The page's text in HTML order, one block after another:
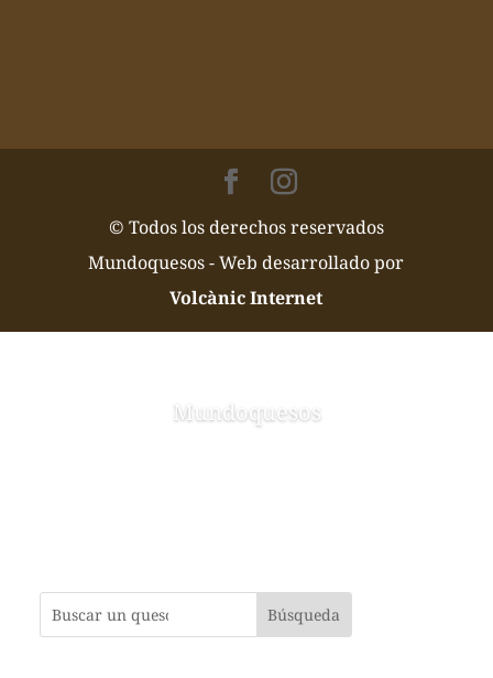
© Todos los derechos reservados
Mundoquesos - Web desarrollado por
Volcànic Internet
Mundoquesos